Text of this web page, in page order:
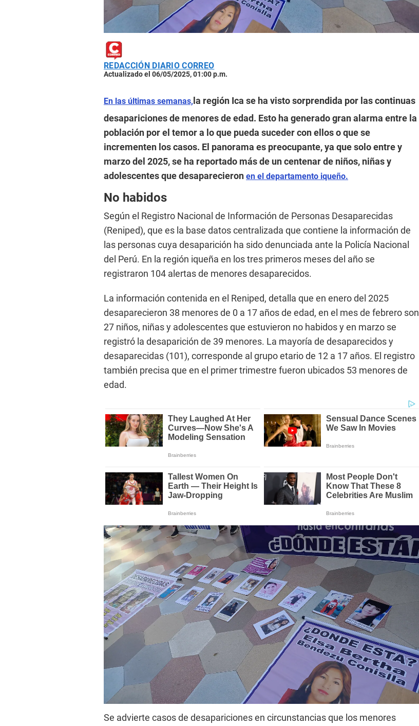
REDACCIÓN DIARIO CORREO
Actualizado el 06/05/2025, 01:00 p.m.
En las últimas semanas, la región Ica se ha visto sorprendida por las continuas
desapariciones de menores de edad. Esto ha generado gran alarma entre la
población por el temor a lo que pueda suceder con ellos o que se
incrementen los casos. El panorama es preocupante, ya que solo entre y
marzo del 2025, se ha reportado más de un centenar de niños, niñas y
adolescentes que desaparecieron en el departamento iqueño.
No habidos
Según el Registro Nacional de Información de Personas Desaparecidas
(Reniped), que es la base datos centralizada que contiene la información de
las personas cuya desaparición ha sido denunciada ante la Policía Nacional
del Perú. En la región iqueña en los tres primeros meses del año se
registraron 104 alertas de menores desaparecidos.
La información contenida en el Reniped, detalla que en enero del 2025
desaparecieron 38 menores de 0 a 17 años de edad, en el mes de febrero son
27 niños, niñas y adolescentes que estuvieron no habidos y en marzo se
registró la desaparición de 39 menores. La mayoría de desaparecidos y
desaparecidas (101), corresponde al grupo etario de 12 a 17 años. El registro
también precisa que en el primer trimestre fueron ubicados 53 menores de
edad.
Se advierte casos de desapariciones en circunstancias que los menores